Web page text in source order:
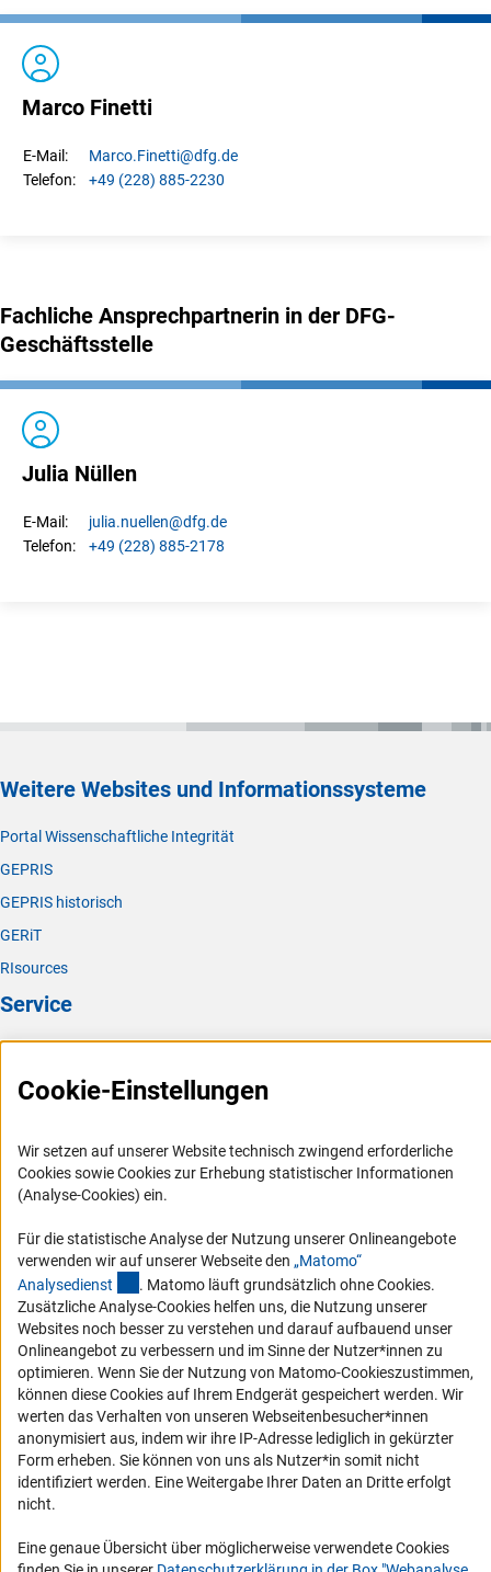
Marco Finetti
E-Mail: Marco.Finetti@dfg.de
Telefon:
+49 (228) 885-2230
Fachliche Ansprechpartnerin in der DFG-
Geschäftsstelle
Julia Nüllen
E-Mail: julia.nuellen@dfg.de
Telefon:
+49 (228) 885-2178
Weitere Websites und Informationssysteme
Portal Wissenschaftliche Integrität
GEPRIS
GEPRIS historisch
GERiT
RIsources
Service
FAQ
Logo und Corporate Design
RSS-Feeds
Vergabeverfahren
Barrierefreiheit
Service und Informationen für Menschen mit Behinderungen
Erklärung zur Barrierefreiheit
Barriere melden
DFG-aktuell
Erhalten Sie Neuigkeiten aus der DFG direkt in Ihr Mailpostfach oder
schauen Sie sich die Ausgaben online an.
Cookie-Einstellungen
Wir setzen auf unserer Website technisch zwingend erforderliche
Cookies sowie Cookies zur Erhebung statistischer Informationen
(Analyse-Cookies) ein.
Für die statistische Analyse der Nutzung unserer Onlineangebote
verwenden wir auf unserer Webseite den „Matomo“
Analysedienst (externer Link)
. Matomo läuft grundsätzlich ohne Cookies.
Zusätzliche Analyse-Cookies helfen uns, die Nutzung unserer
Websites noch besser zu verstehen und darauf aufbauend unser
Onlineangebot zu verbessern und im Sinne der Nutzer*innen zu
optimieren. Wenn Sie der Nutzung von Matomo-Cookieszustimmen,
können diese Cookies auf Ihrem Endgerät gespeichert werden. Wir
werten das Verhalten von unseren Webseitenbesucher*innen
anonymisiert aus, indem wir ihre IP-Adresse lediglich in gekürzter
Form erheben. Sie können von uns als Nutzer*in somit nicht
identifiziert werden. Eine Weitergabe Ihrer Daten an Dritte erfolgt
nicht.
Eine genaue Übersicht über möglicherweise verwendete Cookies